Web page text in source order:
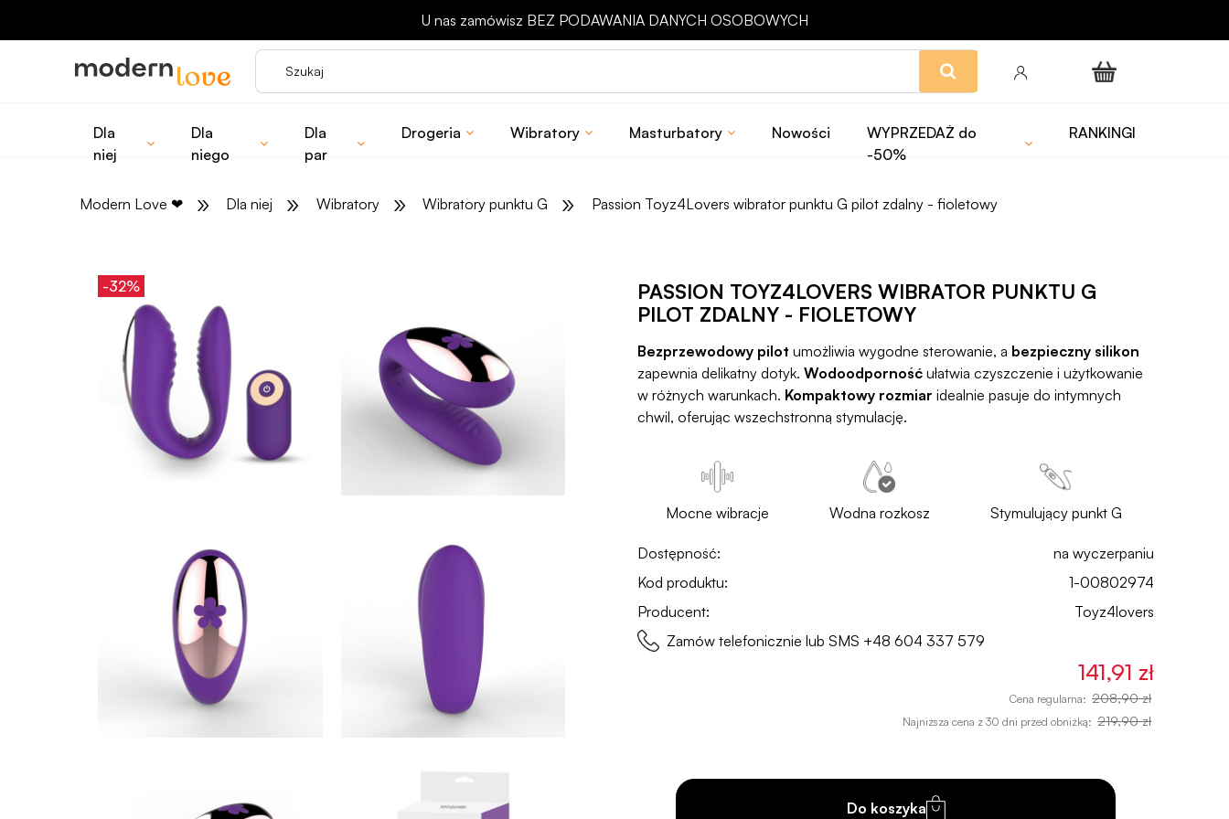
Odbierz rabat 15 zł na pierwsze zakupy
Dla
niej
Dla
niego
Dla
par
Drogeria Wibratory Masturbatory Nowości
WYPRZEDAŻ do
-50%
RANKINGI
Modern Love ❤ » Dla niej » Wibratory » Wibratory punktu G » Passion Toyz4Lovers wibrator punktu G pilot zdalny - fioletowy
-32%
PASSION TOYZ4LOVERS WIBRATOR PUNKTU G
PILOT ZDALNY - FIOLETOWY
Bezprzewodowy pilot umożliwia wygodne sterowanie, a bezpieczny silikon
zapewnia delikatny dotyk.Wodoodporność ułatwia czyszczenie i użytkowanie
w różnych warunkach. Kompaktowy rozmiar idealnie pasuje do intymnych
chwil, oferując wszechstronną stymulację.
Mocne wibracje Wodna rozkosz Stymulujący punkt G
Dostępność:
na wyczerpaniu
Kod produktu:
1-00802974
Producent:
Toyz4lovers
Zamów telefonicznie lub SMS +48 604 337 579
141,91 zł
Cena regularna: 208,90 zł
Najniższa cena z 30 dni przed obniżką: 219,90 zł
Do koszyka